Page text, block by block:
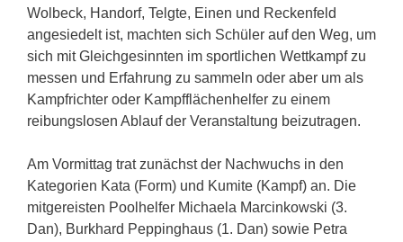
Wolbeck, Handorf, Telgte, Einen und Reckenfeld
angesiedelt ist, machten sich Schüler auf den Weg, um
sich mit Gleichgesinnten im sportlichen Wettkampf zu
messen und Erfahrung zu sammeln oder aber um als
Kampfrichter oder Kampfflächenhelfer zu einem
reibungslosen Ablauf der Veranstaltung beizutragen.
Am Vormittag trat zunächst der Nachwuchs in den
Kategorien Kata (Form) und Kumite (Kampf) an. Die
mitgereisten Poolhelfer Michaela Marcinkowski (3.
Dan), Burkhard Peppinghaus (1. Dan) sowie Petra